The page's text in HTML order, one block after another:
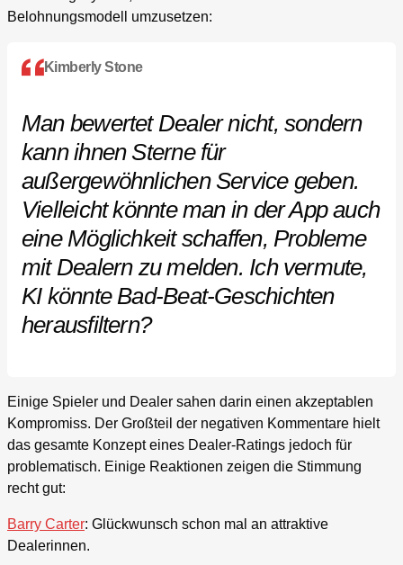
Belohnungsmodell umzusetzen:
Kimberly Stone
Man bewertet Dealer nicht, sondern
kann ihnen Sterne für
außergewöhnlichen Service geben.
Vielleicht könnte man in der App auch
eine Möglichkeit schaffen, Probleme
mit Dealern zu melden. Ich vermute,
KI könnte Bad-Beat-Geschichten
herausfiltern?
Einige Spieler und Dealer sahen darin einen akzeptablen
Kompromiss. Der Großteil der negativen Kommentare hielt
das gesamte Konzept eines Dealer-Ratings jedoch für
problematisch. Einige Reaktionen zeigen die Stimmung
recht gut:
Barry Carter: Glückwunsch schon mal an attraktive
Dealerinnen.